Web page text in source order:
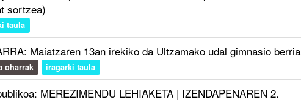
sortzea)
taula
Maiatzaren 13an irekiko da Ultzamako udal gimnasio berria
oharrak iragarki taula
MEREZIMENDU LEHIAKETA | IZENDAPENAREN 2.